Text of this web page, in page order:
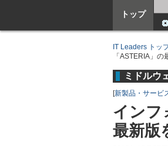
トップ
IT Leaders トッ
「ASTERIA」
ミドルウ
[新製品・サービ
インフ
最新版